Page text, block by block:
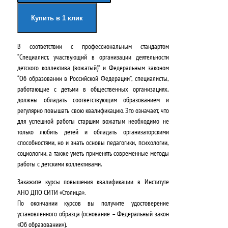
ч
а
л
ь
н
а
я
ц
е
н
а
с
я
ц
е
н
а
:
2
4
2
0
0
0
Купить в 1 клик
В соответствии с профессиональным стандартом
“Специалист, участвующий в организации деятельности
детского коллектива (вожатый)” и Федеральным законом
“Об образовании в Российской Федерации”, специалисты,
работающие с детьми в общественных организациях,
должны обладать соответствующим образованием и
регулярно повышать свою квалификацию. Это означает, что
для успешной работы старшим вожатым необходимо не
только любить детей и обладать организаторскими
способностями, но и знать основы педагогики, психологии,
социологии, а также уметь применять современные методы
работы с детскими коллективами.
Закажите курсы повышения квалификации в Институте
АНО ДПО СИТИ «Столица».
По окончании курсов вы получите удостоверение
установленного образца (основание – Федеральный закон
«Об образовании»).